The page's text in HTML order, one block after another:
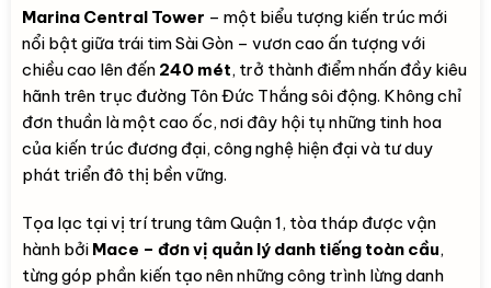
Marina Central Tower – một biểu tượng kiến trúc mới
nổi bật giữa trái tim Sài Gòn – vươn cao ấn tượng với
chiều cao lên đến 240 mét, trở thành điểm nhấn đầy kiêu
hãnh trên trục đường Tôn Đức Thắng sôi động. Không chỉ
đơn thuần là một cao ốc, nơi đây hội tụ những tinh hoa
của kiến trúc đương đại, công nghệ hiện đại và tư duy
phát triển đô thị bền vững.
Tọa lạc tại vị trí trung tâm Quận 1, tòa tháp được vận
hành bởi Mace – đơn vị quản lý danh tiếng toàn cầu,
từng góp phần kiến tạo nên những công trình lừng danh